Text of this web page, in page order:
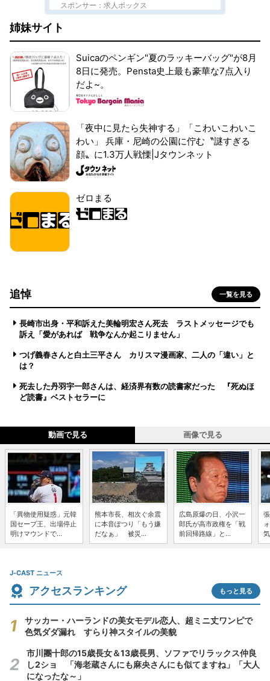
スポンサー：求人ボックス
姉妹サイト
Suicaのペンギン"夏のラッキーバッグ"が8月
8日に発売。Pensta史上最も豪華な7点入り
だよ~。
「夜中に見たら失神する」「こわいこわいこ
わい」 兵庫・尼崎の公園に佇む〝謎すぎる
顔〟に1.3万人戦慄|Jタウンネット
ゼロまる
追悼 一覧を見る
長崎市出身・平和訴えた美輪明宏さん死去 ラストメッセージでも
訴え「愛があれば 戦争なんか起こりません」
つげ義春さんと白土三平さん カリスマ漫画家、二人の「違い」と
は？
死去した丹羽宇一郎さんは、経済界有数の読書家だった 『死ぬほ
ど読書』ベストセラーに
動画で見る 画像で見る
「異物使用疑惑」元韓
国セーブ王、出場停止
明けマウンドで...
熊本市長、相次ぐ余震
に本音ぽつり「もう嫌
だなぁ」 被災...
広島原爆の日、小沢一
郎氏が高市政権を「戦
前回帰路線」と...
J-CAST ニュース
アクセスランキング もっと見る
サッカー・ハーランドの美女モデル恋人、超ミニ丈ワンピで
色気ダダ漏れ すらり神スタイルの美貌
市川團十郎の15歳長女＆13歳長男、ソファでリラックス仲良
し2ショ 「海老蔵さんにも麻央さんにも似てますね」「大人
になったな～」